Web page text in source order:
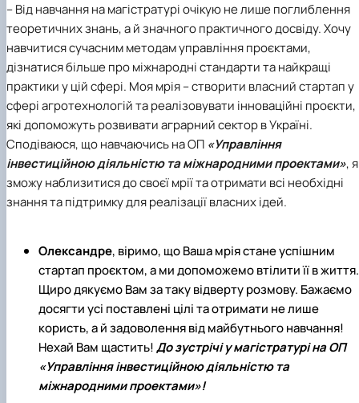
– Від навчання на магістратурі очікую не лише поглиблення
теоретичних знань, а й значного практичного досвіду. Хочу
навчитися сучасним методам управління проєктами,
дізнатися більше про міжнародні стандарти та найкращі
практики у цій сфері. Моя мрія – створити власний стартап у
сфері агротехнологій та реалізовувати інноваційні проєкти,
які допоможуть розвивати аграрний сектор в Україні.
Сподіваюся, що навчаючись на ОП «Управління
інвестиційною діяльністю та міжнародними проектами», я
зможу наблизитися до своєї мрії та отримати всі необхідні
знання та підтримку для реалізації власних ідей.
Олександре, віримо, що Ваша мрія стане успішним
стартап проєктом, а ми допоможемо втілити її в життя.
Щиро дякуємо Вам за таку відверту розмову. Бажаємо
досягти усі поставлені цілі та отримати не лише
користь, а й задоволення від майбутнього навчання!
Нехай Вам щастить!До зустрічі у магістратурі на ОП
«Управління інвестиційною діяльністю та
міжнародними проектами»!